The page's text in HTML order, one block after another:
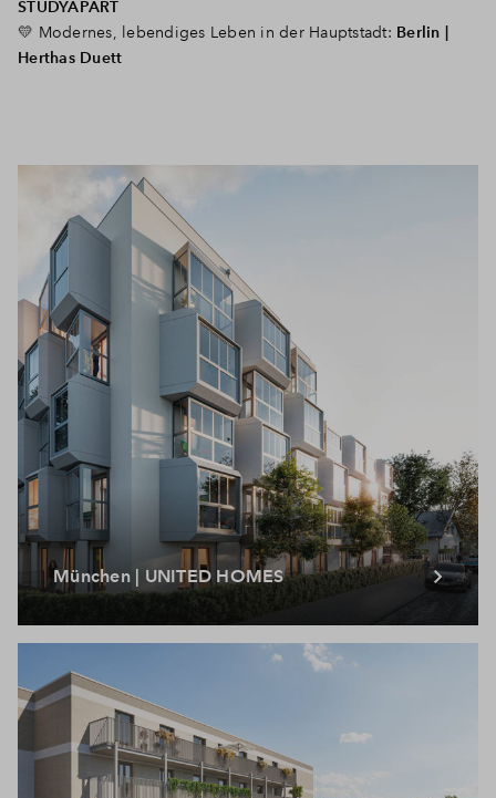
STUDYAPART
💛 Modernes, lebendiges Leben in der Hauptstadt: Berlin |
Herthas Duett
München | UNITED HOMES